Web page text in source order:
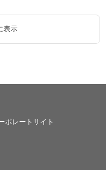
表示
ポレートサイト